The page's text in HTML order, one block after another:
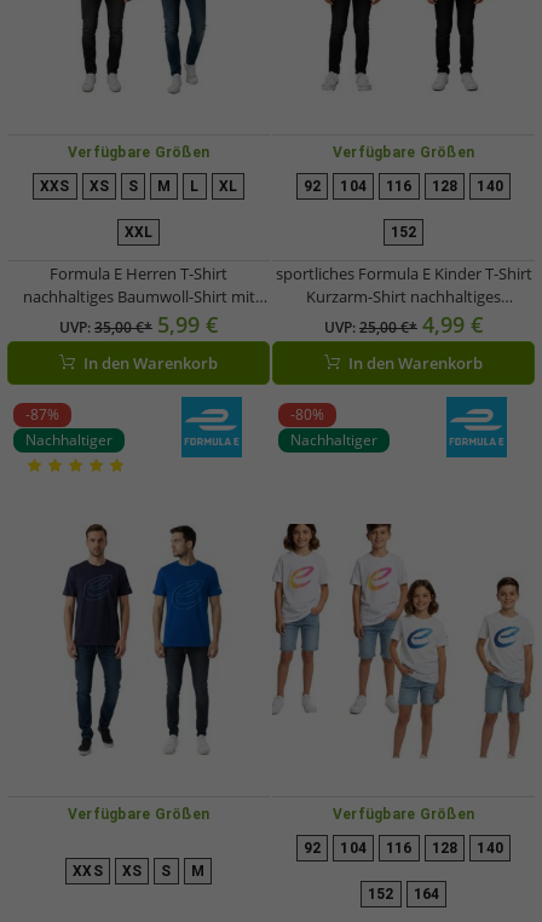
Verfügbare Größen
XXS XS S M L XL
XXL
Formula E Herren T-Shirt
nachhaltiges Baumwoll-Shirt mit
Formula E Logo Sommer-Shirt
Motorsport in Blau oder Pink/Gelb
UVP:35,00 €* 5,99 €
In den Warenkorb
Verfügbare Größen
92 104 116 128 140
152
sportliches Formula E Kinder T-Shirt
Kurzarm-Shirt nachhaltiges
Baumwoll-Shirt mit Formula E Logo
701223582 001 Navy-Blau
UVP:25,00 €* 4,99 €
In den Warenkorb
-87%
Nachhaltiger
Verfügbare Größen
XXS XS S M
-80%
Nachhaltiger
Verfügbare Größen
92 104 116 128 140
152 164